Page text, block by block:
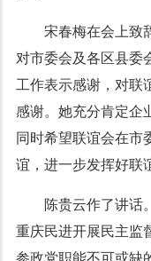
宋春梅在会上致
对市委会及各区县委
工作表示感谢，对联
感谢。她充分肯定企
同时希望联谊会在市
谊，进一步发挥好联
陈贵云作了讲话
重庆民进开展民主监
参政党职能不可或缺